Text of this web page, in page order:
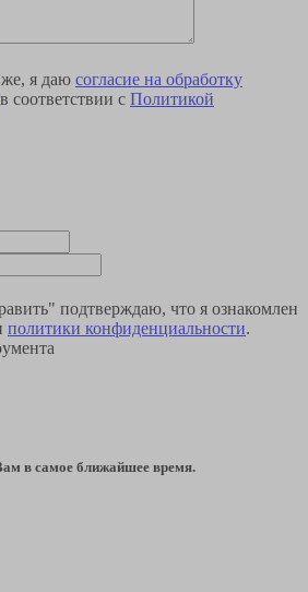
я даю согласие на обработку
в соответствии с Политикой
подтверждаю, что я ознакомлен
политики конфиденциальности.
в самое ближайшее время.